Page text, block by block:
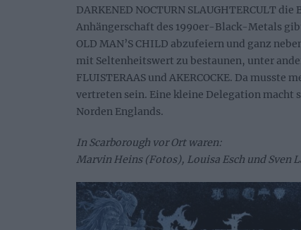
DARKENED NOCTURN SLAUGHTERCULT die
Anhängerschaft des 1990er-Black-Metals
OLD MAN’S CHILD abzufeiern und ganz
mit Seltenheitswert zu bestaunen, unter
FLUISTERAAS und AKERCOCKE. Da musste
vertreten sein. Eine kleine Delegation macht
Norden Englands.
In Scarborough vor Ort waren:
Marvin Heins (Fotos), Louisa Esch und Sven